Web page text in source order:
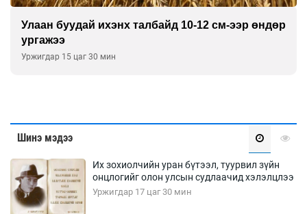
Улаан буудай ихэнх талбайд 10-12 см-ээр өндөр
ургажээ
Уржигдар 15 цаг 30 мин
Шинэ мэдээ
Их зохиолчийн уран бүтээл, туурвил зүйн
онцлогийг олон улсын судлаачид хэлэлцлээ
Уржигдар 17 цаг 30 мин